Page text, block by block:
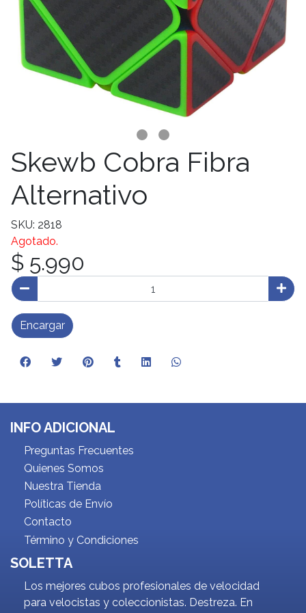
Skewb Cobra Fibra
Alternativo
SKU: 2818
Agotado.
$ 5.990
Encargar
INFO ADICIONAL
Preguntas Frecuentes
Quienes Somos
Nuestra Tienda
Políticas de Envío
Contacto
Término y Condiciones
SOLETTA
Los mejores cubos profesionales de velocidad
para velocistas y coleccionistas. Destreza. En